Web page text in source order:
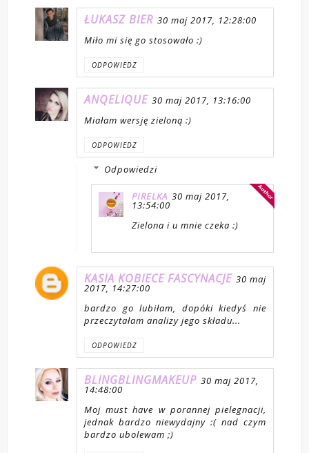
ŁUKASZ BIER 30 maj 2017, 12:28:00
Miło mi się go stosowało :)
ODPOWIEDZ
ANQELIQUE 30 maj 2017, 13:16:00
Miałam wersję zieloną :)
ODPOWIEDZ
Odpowiedzi
PIRELKA 30 maj 2017,
13:54:00
Zielona i u mnie czeka :)
KASIA KOBIECE FASCYNACJE 30 maj
2017, 14:27:00
bardzo go lubiłam, dopóki kiedyś nie
przeczytałam analizy jego składu...
ODPOWIEDZ
BLINGBLINGMAKEUP 30 maj 2017,
14:48:00
Moj must have w porannej pielegnacji,
jednak bardzo niewydajny :( nad czym
bardzo ubolewam ;)